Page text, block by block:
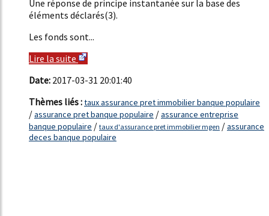
Une réponse de principe instantanée sur la base des
éléments déclarés(3).
Les fonds sont...
Lire la suite
Date: 2017-03-31 20:01:40
Thèmes liés :taux assurance pret immobilier banque populaire
/assurance pret banque populaire /assurance entreprise
banque populaire / taux d'assurance pret immobilier mgen /assurance
deces banque populaire